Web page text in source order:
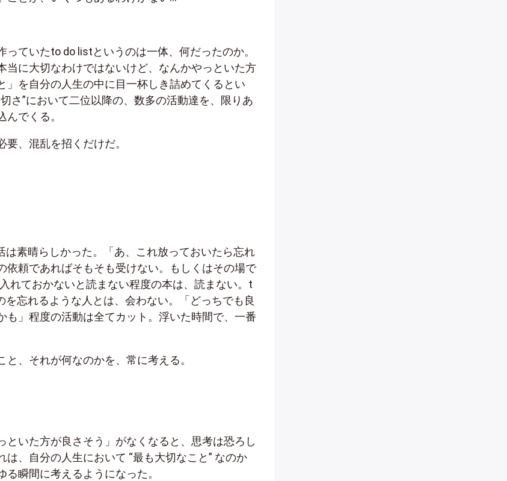
っていたto do listというのは一体、何だったのか。
当に大切なわけではないけど、なんかやっといた方
」を自分の人生の中に目一杯しき詰めてくるとい
さ”において二位以降の、数多の活動達を、限りあ
でくる。
、混乱を招くだけだ。
は素晴らしかった。「あ、これ放っておいたら忘れ
依頼であればそもそも受けない。もしくはその場で
れておかないと読まない程度の本は、読まない。t
を忘れるような人とは、会わない。「どっちでも良
も」程度の活動は全てカット。浮いた時間で、一番
と、それが何なのかを、常に考える。
といた方が良さそう」がなくなると、思考は恐ろし
は、自分の人生において “最も大切なこと” なのか
瞬間に考えるようになった。